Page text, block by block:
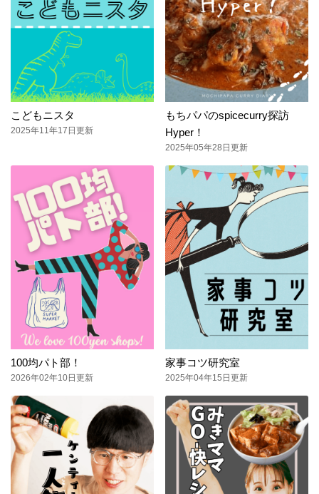
こどもニスタ
2025年11年17日更新
もちパパのspicecurry探訪
Hyper！
2025年05年28日更新
100均パト部！
2026年02年10日更新
家事コツ研究室
2025年04年15日更新